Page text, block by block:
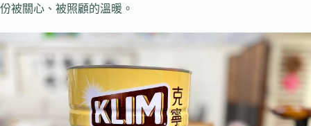
份被關心、被照顧的溫暖。